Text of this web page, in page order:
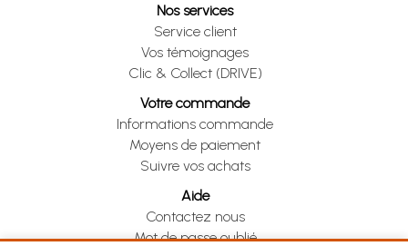
Nos services
Service client
Vos témoignages
Clic & Collect (DRIVE)
Votre commande
Informations commande
Moyens de paiement
Suivre vos achats
Aide
Contactez nous
Mot de passe oublié